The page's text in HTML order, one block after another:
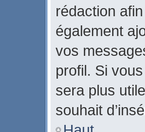
rédaction
également
vos
profil. Si
sera plus
souhait